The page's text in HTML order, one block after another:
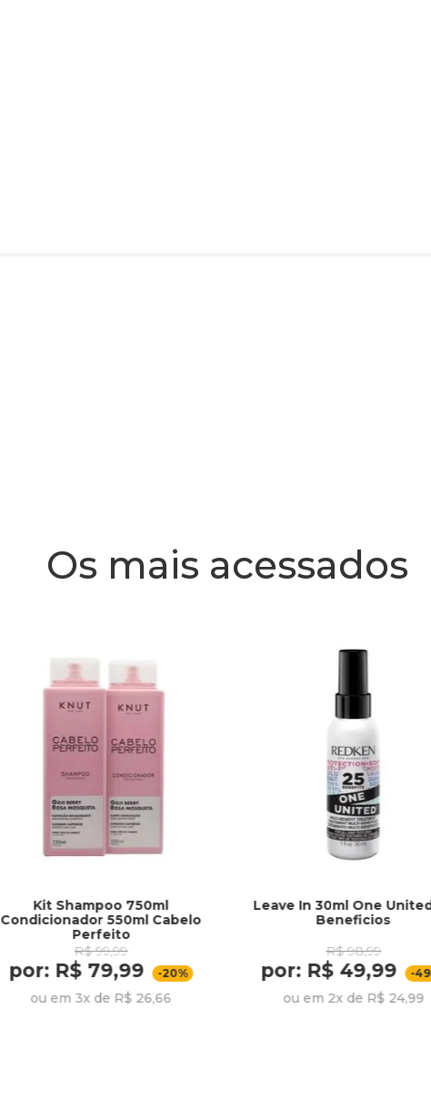
Os mais acessados
Kit Shampoo 750ml
Condicionador 550ml Cabelo
Perfeito
R$ 99,99
por: R$ 79,99 -20%
ou em 3x de R$ 26,66
Leave In 30ml One
Beneficios
R$ 98,99
por: R$ 49,99 -
ou em 2x de R$ 24,99